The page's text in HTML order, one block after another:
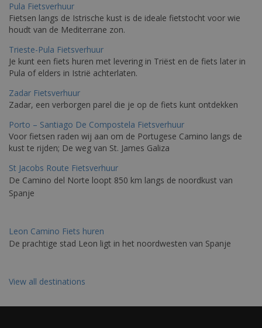
Pula Fietsverhuur
Fietsen langs de Istrische kust is de ideale fietstocht voor wie
houdt van de Mediterrane zon.
Trieste-Pula Fietsverhuur
Je kunt een fiets huren met levering in Triëst en de fiets later in
Pula of elders in Istrië achterlaten.
Zadar Fietsverhuur
Zadar, een verborgen parel die je op de fiets kunt ontdekken
Porto – Santiago De Compostela Fietsverhuur
Voor fietsen raden wij aan om de Portugese Camino langs de
kust te rijden; De weg van St. James Galiza
St Jacobs Route Fietsverhuur
De Camino del Norte loopt 850 km langs de noordkust van
Spanje
Leon Camino Fiets huren
De prachtige stad Leon ligt in het noordwesten van Spanje
View all destinations